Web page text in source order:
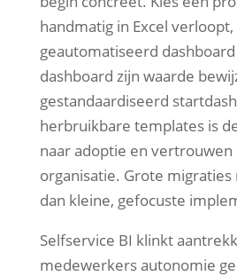
handmatig in Excel
geautomatiseerd
dashboard zijn waarde
gestandaardiseerd
herbruikbare templates is
naar adoptie en vertrouwen
organisatie. Grote
dan kleine, gefocuste
Selfservice BI klinkt
medewerkers autonomie